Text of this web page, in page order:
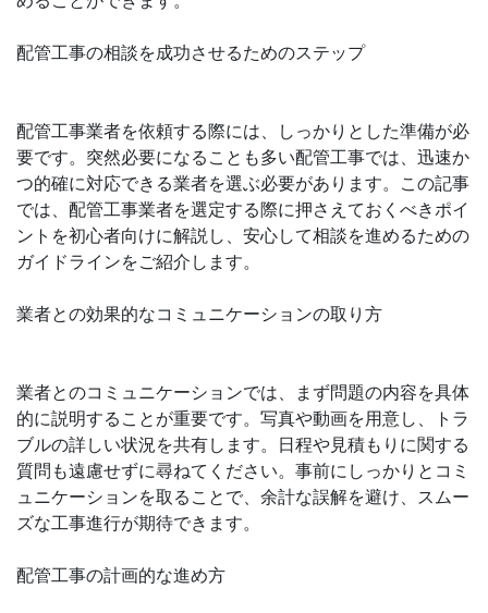
配管工事の相談を成功させるためのステップ
配管工事業者を依頼する際には、しっかりとした準備が必
要です。突然必要になることも多い配管工事では、迅速か
つ的確に対応できる業者を選ぶ必要があります。この記事
では、配管工事業者を選定する際に押さえておくべきポイ
ントを初心者向けに解説し、安心して相談を進めるための
ガイドラインをご紹介します。
業者との効果的なコミュニケーションの取り方
業者とのコミュニケーションでは、まず問題の内容を具体
的に説明することが重要です。写真や動画を用意し、トラ
ブルの詳しい状況を共有します。日程や見積もりに関する
質問も遠慮せずに尋ねてください。事前にしっかりとコミ
ュニケーションを取ることで、余計な誤解を避け、スムー
ズな工事進行が期待できます。
配管工事の計画的な進め方